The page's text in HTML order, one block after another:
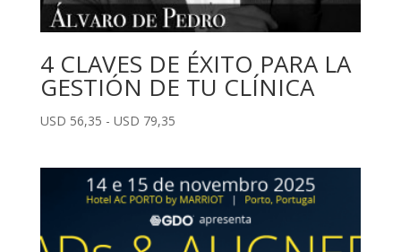
4 CLAVES DE ÉXITO PARA LA
GESTIÓN DE TU CLÍNICA
USD 56,35 - USD 79,35Rango
desde
USD
56,35
hasta